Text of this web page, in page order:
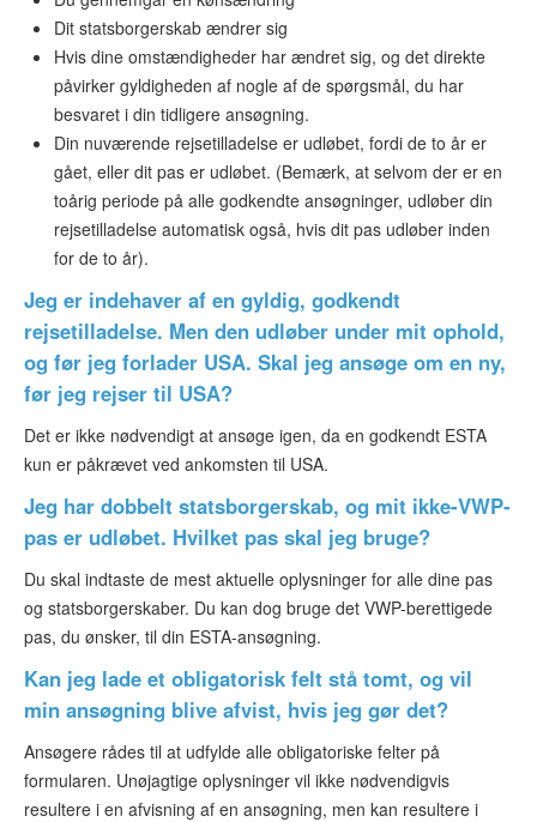
Dit statsborgerskab ændrer sig
Hvis dine omstændigheder har ændret sig, og det direkte
påvirker gyldigheden af nogle af de spørgsmål, du har
besvaret i din tidligere ansøgning.
Din nuværende rejsetilladelse er udløbet, fordi de to år er
gået, eller dit pas er udløbet. (Bemærk, at selvom der er en
toårig periode på alle godkendte ansøgninger, udløber din
rejsetilladelse automatisk også, hvis dit pas udløber inden
for de to år).
Jeg er indehaver af en gyldig, godkendt
rejsetilladelse. Men den udløber under mit ophold,
og før jeg forlader USA. Skal jeg ansøge om en ny,
før jeg rejser til USA?
Det er ikke nødvendigt at ansøge igen, da en godkendt ESTA
kun er påkrævet ved ankomsten til USA.
Jeg har dobbelt statsborgerskab, og mit ikke-VWP-
pas er udløbet. Hvilket pas skal jeg bruge?
Du skal indtaste de mest aktuelle oplysninger for alle dine pas
og statsborgerskaber. Du kan dog bruge det VWP-berettigede
pas, du ønsker, til din ESTA-ansøgning.
Kan jeg lade et obligatorisk felt stå tomt, og vil
min ansøgning blive afvist, hvis jeg gør det?
Ansøgere rådes til at udfylde alle obligatoriske felter på
formularen. Unøjagtige oplysninger vil ikke nødvendigvis
resultere i en afvisning af en ansøgning, men kan resultere i